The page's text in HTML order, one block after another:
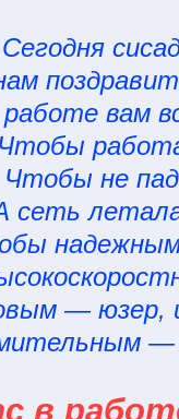
Сегодня
вам
Чтобы
Чтобы не
сеть
—
—
в